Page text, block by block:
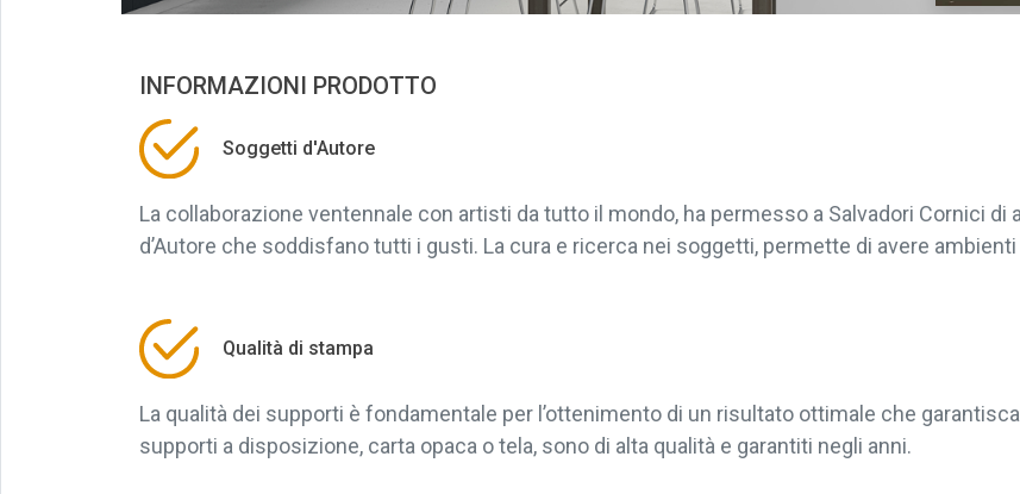
INFORMAZIONI PRODOTTO
Soggetti d'Autore
La collaborazione ventennale con artisti da tutto il mondo, ha permesso a Salvadori Cornici di
d’Autore che soddisfano tutti i gusti. La cura e ricerca nei soggetti, permette di avere
Qualità di stampa
La qualità dei supporti è fondamentale per l’ottenimento di un risultato ottimale che
supporti a disposizione, carta opaca o tela, sono di alta qualità e garantiti negli anni.